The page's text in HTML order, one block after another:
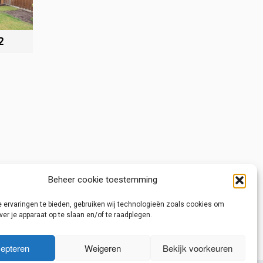
Beheer cookie toestemming
ervaringen te bieden, gebruiken wij technologieën zoals cookies om
je apparaat op te slaan en/of te raadplegen.
Weigeren Bekijk voorkeuren
pui→